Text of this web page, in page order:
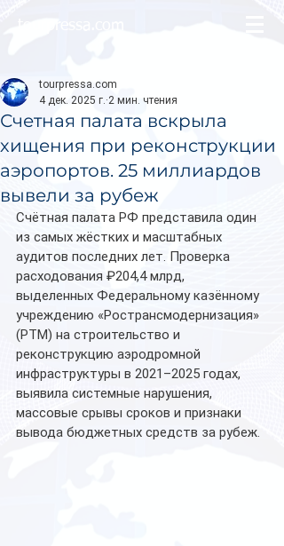
Счетная палата вскрыла
хищения при реконструкции
аэропортов. 25 миллиардов
вывели за рубеж
tourpressa.com
4 дек. 2025 г. 2 мин. чтения
Счётная палата РФ представила один
из самых жёстких и масштабных
аудитов последних лет. Проверка
расходования ₽204,4 млрд,
выделенных Федеральному казённому
учреждению «Ространсмодернизация»
(РТМ) на строительство и
реконструкцию аэродромной
инфраструктуры в 2021–2025 годах,
выявила системные нарушения,
массовые срывы сроков и признаки
вывода бюджетных средств за рубеж.